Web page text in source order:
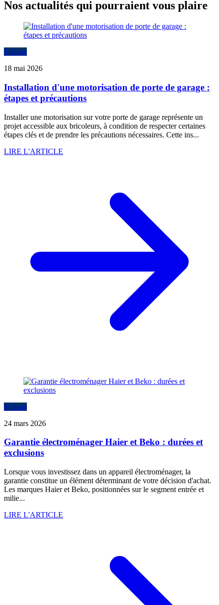
Nos actualités qui pourraient vous plaire
Maison
18 mai 2026
Installation d'une motorisation de porte de garage :
étapes et précautions
Installer une motorisation sur votre porte de garage représente un
projet accessible aux bricoleurs, à condition de respecter certaines
étapes clés et de prendre les précautions nécessaires. Cette ins...
LIRE L'ARTICLE
Maison
24 mars 2026
Garantie électroménager Haier et Beko : durées et
exclusions
Lorsque vous investissez dans un appareil électroménager, la
garantie constitue un élément déterminant de votre décision d'achat.
Les marques Haier et Beko, positionnées sur le segment entrée et
milie...
LIRE L'ARTICLE